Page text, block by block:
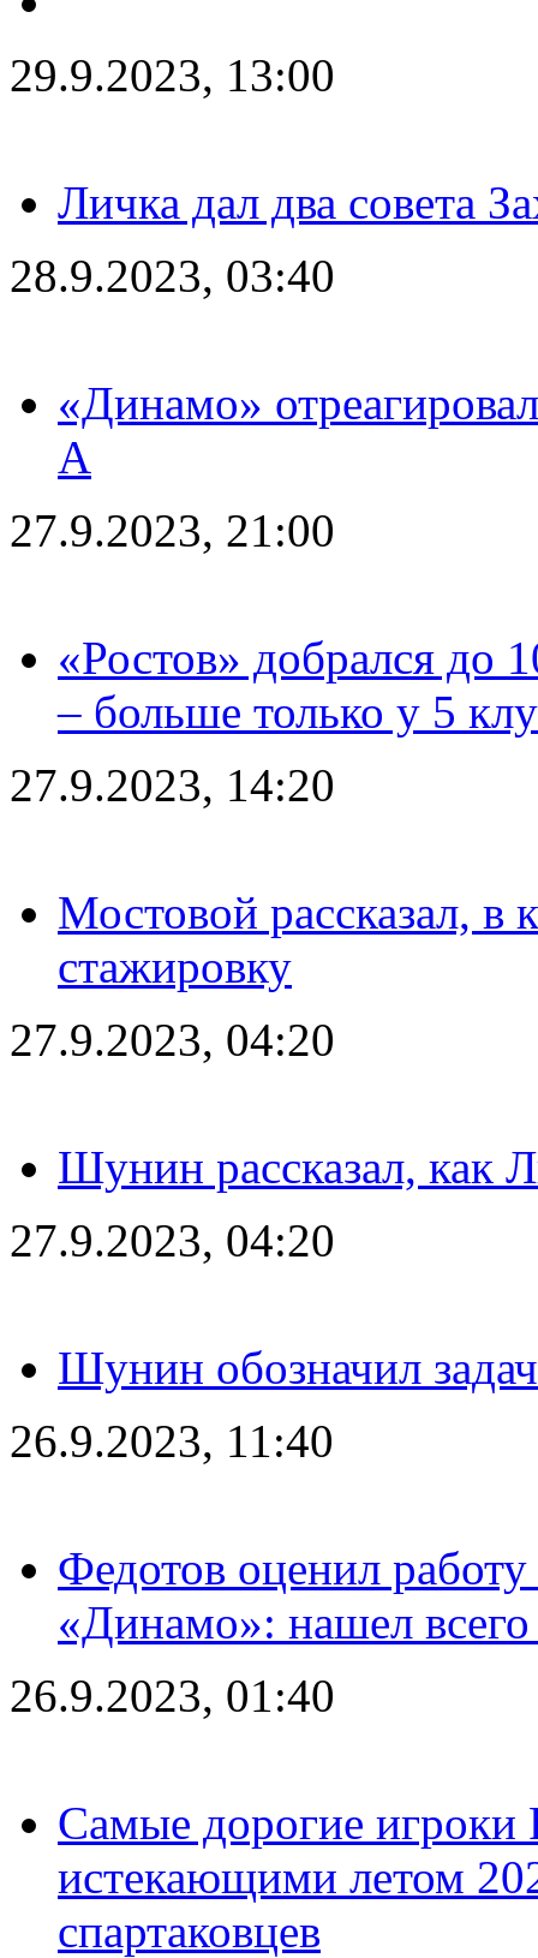
29.9.2023, 13:00
Личка дал два совета
28.9.2023, 03:40
«Динамо»
А
27.9.2023, 21:00
«Ростов» добрался до
– больше только у 5
27.9.2023, 14:20
Мостовой рассказал, в
стажировку
27.9.2023, 04:20
Шунин рассказал, как
27.9.2023, 04:20
Шунин обозначил
26.9.2023, 11:40
Федотов оценил
«Динамо»: нашел
26.9.2023, 01:40
Самые дорогие игроки
истекающими летом
спартаковцев